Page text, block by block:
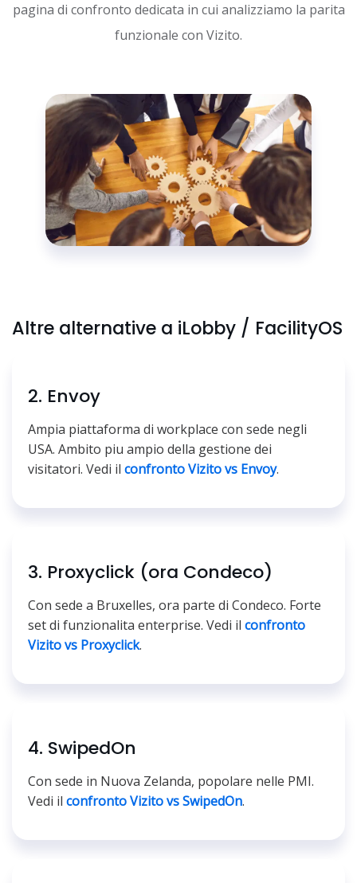
pagina di confronto dedicata in cui analizziamo la parita
funzionale con Vizito.
Altre alternative a iLobby / FacilityOS
2. Envoy
Ampia piattaforma di workplace con sede negli
USA. Ambito piu ampio della gestione dei
visitatori. Vedi il confronto Vizito vs Envoy.
3. Proxyclick (ora Condeco)
Con sede a Bruxelles, ora parte di Condeco. Forte
set di funzionalita enterprise. Vedi il confronto
Vizito vs Proxyclick.
4. SwipedOn
Con sede in Nuova Zelanda, popolare nelle PMI.
Vedi il confronto Vizito vs SwipedOn.